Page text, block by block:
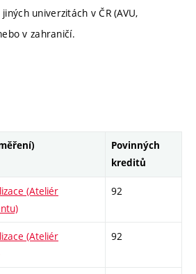
univerzitách v ČR (AVU,
v zahraničí.
Povinných
kreditů
(Ateliér
92
(Ateliér
92